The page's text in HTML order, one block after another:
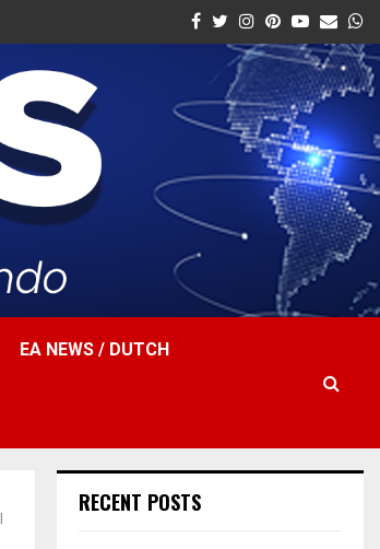
Facebook
Twitter
Instagram
Pinterest
Youtube
Email
EA NEWS / DUTCH
RECENT POSTS